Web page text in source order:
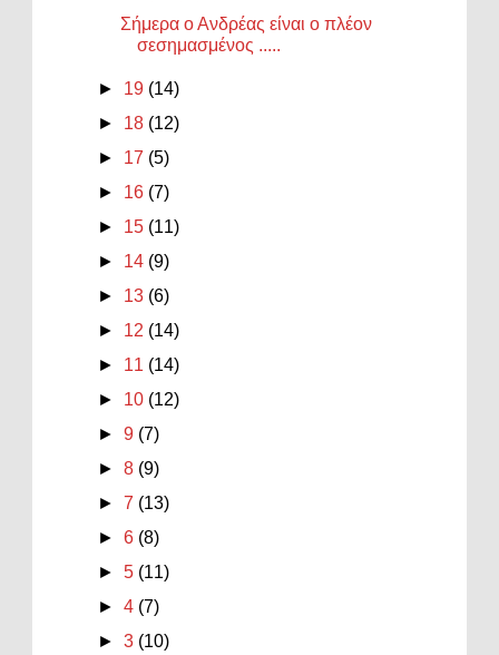
Σήμερα ο Ανδρέας είναι ο πλέον
σεσημασμένος .....
► 19 (14)
► 18 (12)
► 17 (5)
► 16 (7)
► 15 (11)
► 14 (9)
► 13 (6)
► 12 (14)
► 11 (14)
► 10 (12)
►9 (7)
►8 (9)
►7 (13)
►6 (8)
►5 (11)
►4 (7)
►3 (10)